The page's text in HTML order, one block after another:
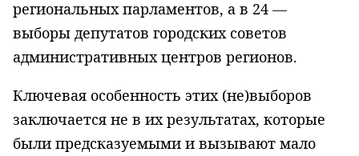
региональных парламентов, а в 24 —
выборы депутатов городских советов
административных центров регионов.
Ключевая особенность этих (не)выборов
заключается не в их результатах, которые
были предсказуемыми и вызывают мало